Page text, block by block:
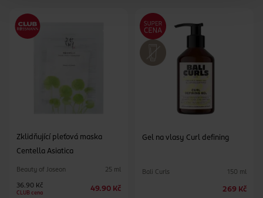
Zklidňující pleťová maska
Centella Asiatica
Beauty of Joseon 25 ml
36.90 Kč
CLUB cena
49.90 Kč
Gel na vlasy Curl defining
Bali Curls 150 ml
269 Kč